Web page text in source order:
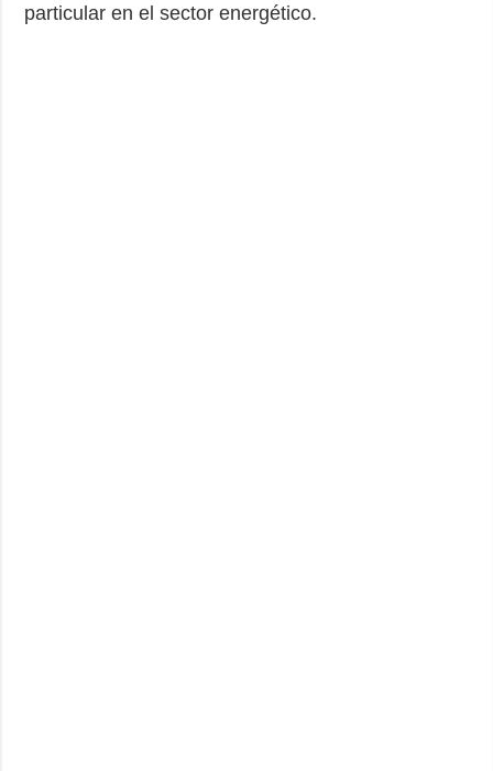
particular en el sector energético.